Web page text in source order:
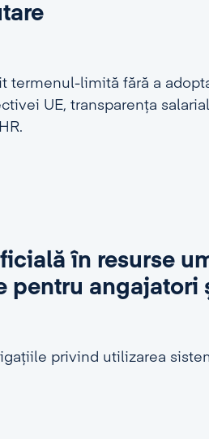
termenul-limită fără a
UE, transparența
în resurse
pentru angajatori
privind utilizarea